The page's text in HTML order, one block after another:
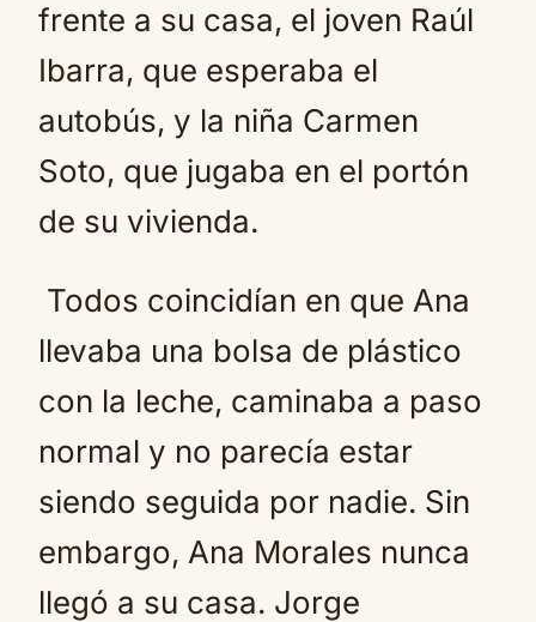
frente a su casa, el joven Raúl
Ibarra, que esperaba el
autobús, y la niña Carmen
Soto, que jugaba en el portón
de su vivienda.
Todos coincidían en que Ana
llevaba una bolsa de plástico
con la leche, caminaba a paso
normal y no parecía estar
siendo seguida por nadie. Sin
embargo, Ana Morales nunca
llegó a su casa. Jorge